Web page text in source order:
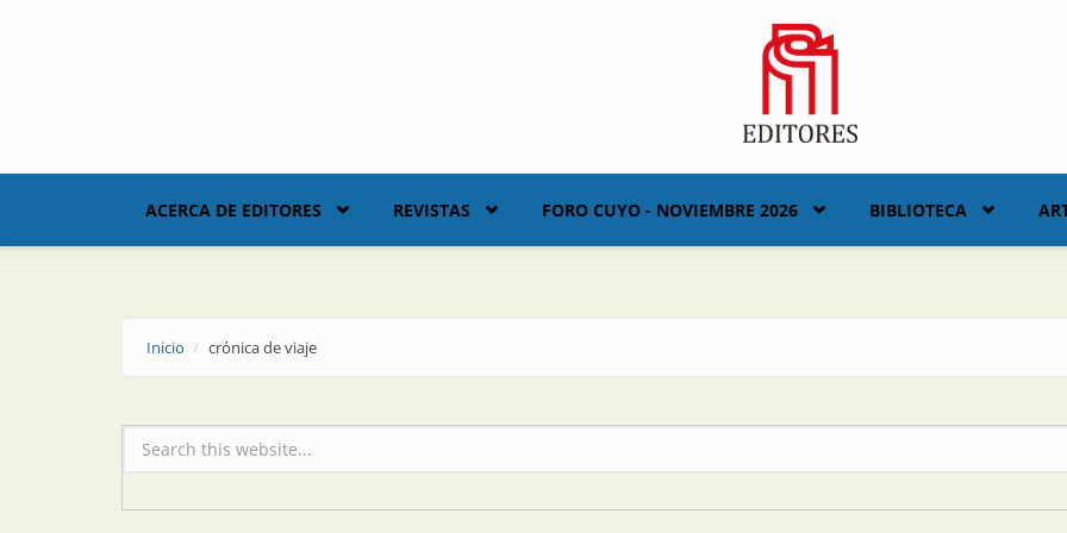
ACERCA DE EDITORES REVISTAS FORO CUYO - NOVIEMBRE 2026 BIBLIOTECA
Inicio crónica de viaje
Formulario de búsqueda